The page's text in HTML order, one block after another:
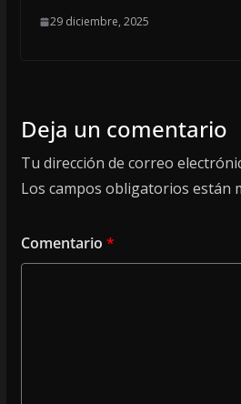
29 diciembre, 2025
Deja un comentario
Tu dirección de correo
Los campos obligatorios están
Comentario *